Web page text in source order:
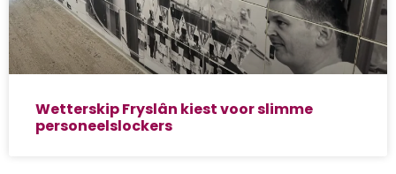
Wetterskip Fryslân kiest voor slimme
personeelslockers